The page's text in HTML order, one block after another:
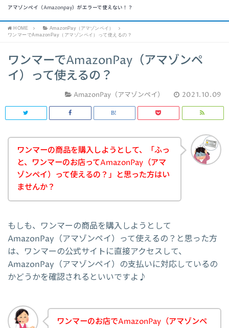
アマゾンペイ（Amazonpay）がエラーで使えない！？
HOME
AmazonPay（アマゾンペイ）
ワンマーでAmazonPay（アマゾンペイ）って使えるの？
ワンマーでAmazonPay（アマゾンペ
イ）って使えるの？
AmazonPay（アマゾンペイ） 2021.10.09
ワンマーの商品を購入しようとして、「ふっ
と、ワンマーのお店ってAmazonPay（アマ
ゾンペイ）って使えるの？」と思った方はい
ませんか？
もしも、ワンマーの商品を購入しようとして
AmazonPay（アマゾンペイ）って使えるの？と思った方
は、ワンマーの公式サイトに直接アクセスして、
AmazonPay（アマゾンペイ）の支払いに対応しているの
かどうかを確認されるといいですよ♪
ワンマーのお店でAmazonPay（アマゾンペ